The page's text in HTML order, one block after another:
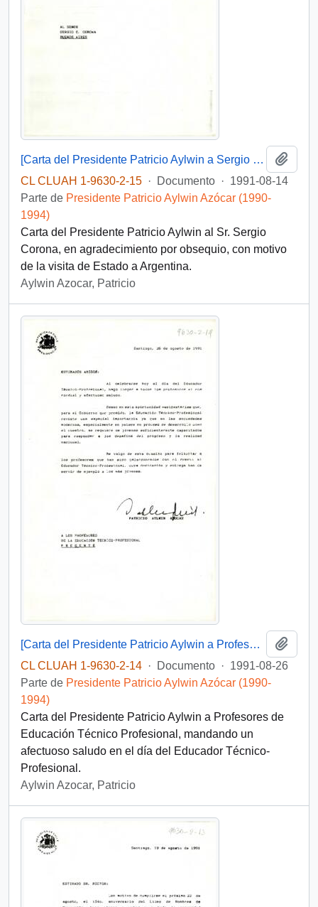
[Carta del Presidente Patricio Aylwin a Sergio Corona]
CL CLUAH 1-9630-2-15 · Documento · 1991-08-14
Parte de Presidente Patricio Aylwin Azócar (1990-
1994)
Carta del Presidente Patricio Aylwin al Sr. Sergio
Corona, en agradecimiento por obsequio, con motivo
de la visita de Estado a Argentina.
Aylwin Azocar, Patricio
[Carta del Presidente Patricio Aylwin a Profesores de Educación Técnico Profesional]
CL CLUAH 1-9630-2-14 · Documento · 1991-08-26
Parte de Presidente Patricio Aylwin Azócar (1990-
1994)
Carta del Presidente Patricio Aylwin a Profesores de
Educación Técnico Profesional, mandando un
afectuoso saludo en el día del Educador Técnico-
Profesional.
Aylwin Azocar, Patricio